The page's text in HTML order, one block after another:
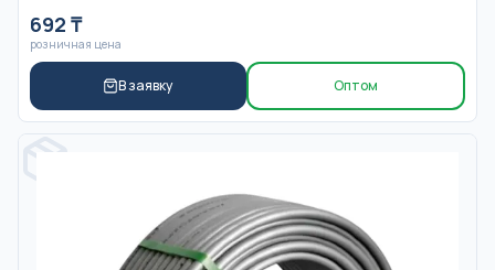
692 ₸
розничная цена
В заявку Оптом